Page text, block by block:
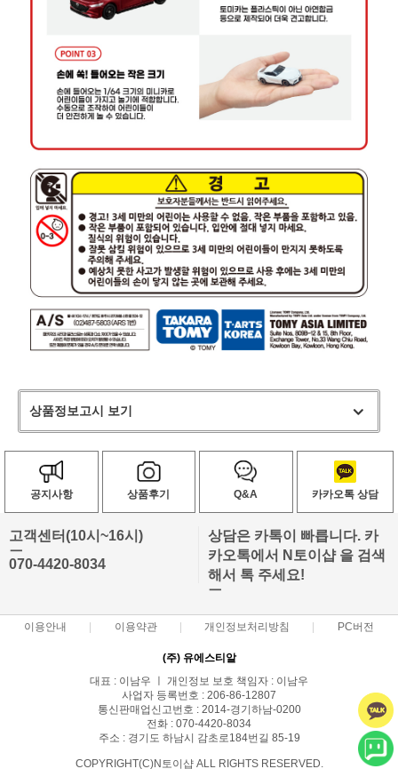
상품정보고시 보기
공지사항 상품후기 Q&A 카카오톡 상담
고객센터(10시~16시)
ㅡ
070-4420-8034
상담은 카톡이 빠릅니다. 카
카오톡에서 N토이샵 을 검색
해서 톡 주세요!
ㅡ
이용안내 이용약관 개인정보처리방침 PC버전
(주) 유에스티알
대표 : 이남우 ㅣ 개인정보 보호 책임자 : 이남우
사업자 등록번호 : 206-86-12807
통신판매업신고번호 : 2014-경기하남-0200
전화 : 070-4420-8034
주소 : 경기도 하남시 감초로184번길 85-19
COPYRIGHT(C)N토이샵 ALL RIGHTS RESERVED.